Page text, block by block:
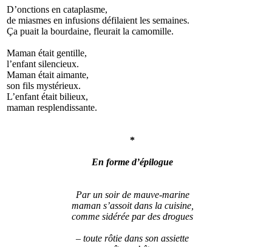
D’onctions en cataplasme,
de miasmes en infusions défilaient les semaines.
Ça puait la bourdaine, fleurait la camomille.
Maman était gentille,
l’enfant silencieux.
Maman était aimante,
son fils mystérieux.
L’enfant était bilieux,
maman resplendissante.
*
En forme d’épilogue
Par un soir de mauve-marine
maman s’assoit dans la cuisine,
comme sidérée par des drogues
– toute rôtie dans son assiette